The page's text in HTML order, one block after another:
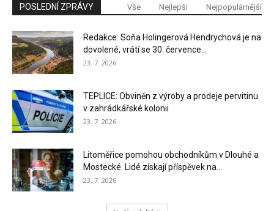
POSLEDNÍ ZPRÁVY Vše Nejlepší Nejpopulárnější
Redakce: Soňa Holingerová Hendrychová je na
dovolené, vrátí se 30. července...
23. 7. 2026
TEPLICE: Obviněn z výroby a prodeje pervitinu
v zahrádkářské kolonii
23. 7. 2026
Litoměřice pomohou obchodníkům v Dlouhé a
Mostecké. Lidé získají příspěvek na...
23. 7. 2026